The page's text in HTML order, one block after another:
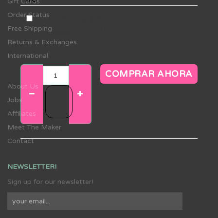
Extendé tu garantía por
COMPRAR AHORA
Order Status
Free Shipping
Returns & Exchanges
International
About Us
Jobs
Affiliates
Meet The Maker
Contact
NEWSLETTER!
Sign up for our newsletter!